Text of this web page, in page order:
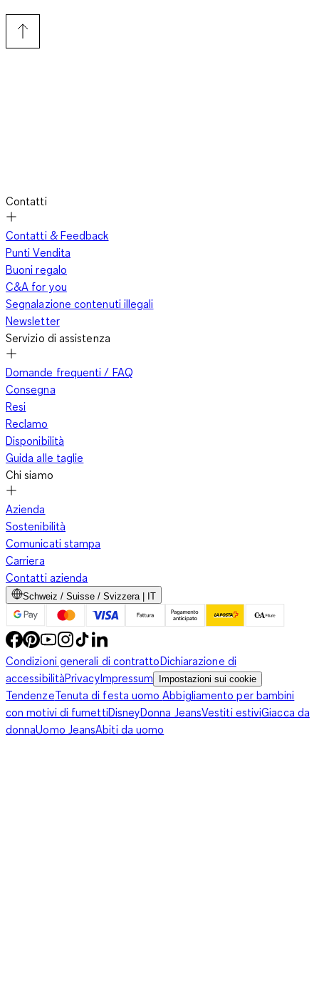
Contatti
Contatti & Feedback
Punti Vendita
Buoni regalo
C&A for you
Segnalazione contenuti illegali
Newsletter
Servizio di assistenza
Domande frequenti / FAQ
Consegna
Resi
Reclamo
Disponibilità
Guida alle taglie
Chi siamo
Azienda
Sostenibilità
Comunicati stampa
Carriera
Contatti azienda
Schweiz / Suisse / Svizzera | IT
Condizioni generali di contrattoDichiarazione di
accessibilitàPrivacyImpressum Impostazioni sui cookie
TendenzeTenuta di festa uomoAbbigliamento per bambini
con motivi di fumettiDisneyDonna JeansVestiti estiviGiacca da
donnaUomo JeansAbiti da uomo